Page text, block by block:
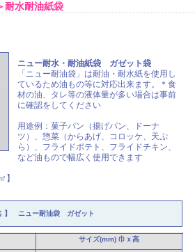
耐水耐油紙袋
ニュー耐水・耐油紙袋 ガゼット袋
「ニュー耐油袋」は耐油・耐水紙を使用し
ているため油もの等に対応出来ます。＊食
材の油、タレ等の液体量が多い場合は事前
に確認をしてください
用途例：菓子パン（揚げパン、ドーナ
ツ）、惣菜（からあげ、コロッケ、天ぷ
ら）、フライドポテト、フライドチキン、
など油もので幅広く使用できます
】
】 ニュー耐油袋 ガゼット
サイズ(mm) 巾ｘ高